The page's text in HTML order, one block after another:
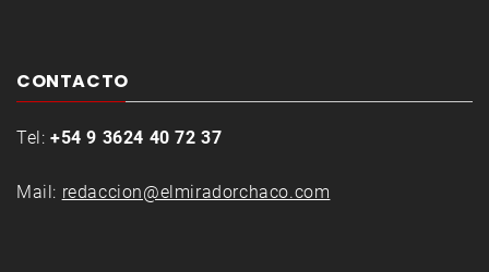
CONTACTO
Tel: +54 9 3624 40 72 37
Mail: redaccion@elmiradorchaco.com